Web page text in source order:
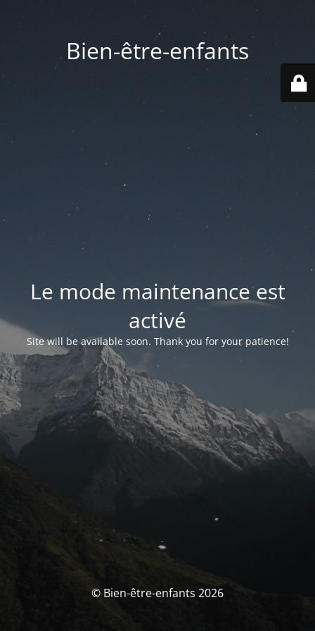
Bien-être-enfants
Le mode maintenance est
activé
Site will be available soon. Thank you for your patience!
© Bien-être-enfants 2026